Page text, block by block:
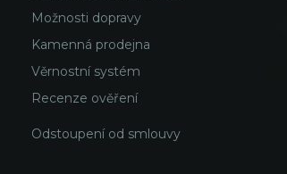
Možnosti dopravy
Kamenná prodejna
Věrnostní systém
Recenze ověření
Odstoupení od smlouvy